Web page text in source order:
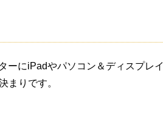
ーにiPadやパソコン＆ディスプレイ
まりです。